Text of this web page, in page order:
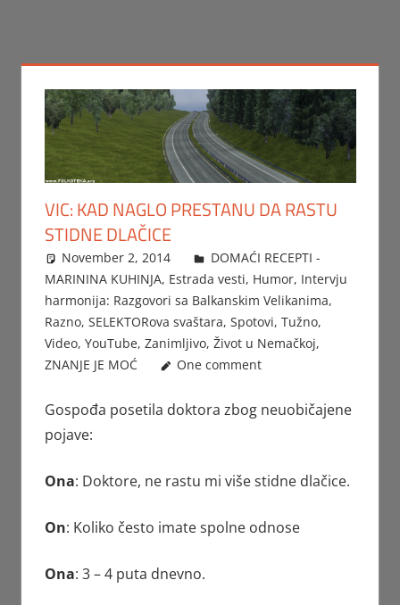
VIC: KAD NAGLO PRESTANU DA RASTU
STIDNE DLAČICE
November 2, 2014 FTorgAdmin
DOMAĆI RECEPTI -
MARININA KUHINJA, Estrada vesti, Humor, Intervju
harmonija: Razgovori sa Balkanskim Velikanima,
Razno, SELEKTORova svaštara, Spotovi, Tužno,
Video, YouTube, Zanimljivo, Život u Nemačkoj,
ZNANJE JE MOĆ
One comment
Gospođa posetila doktora zbog neuobičajene
pojave:
Ona: Doktore, ne rastu mi više stidne dlačice.
On: Koliko često imate spolne odnose
Ona: 3 – 4 puta dnevno.